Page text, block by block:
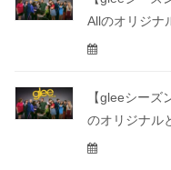
Allのオリジナ
【gleeシー
のオリジナル